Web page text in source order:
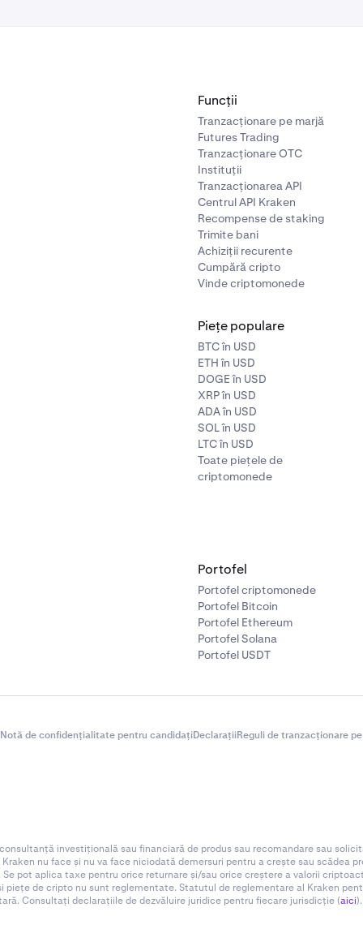
Funcții
Tranzacționare pe marjă
Futures Trading
Tranzacționare OTC
Instituții
Tranzacționarea API
Centrul API Kraken
Recompense de staking
Trimite bani
Achiziții recurente
Cumpără cripto
Vinde criptomonede
Piețe populare
BTC în USD
ETH în USD
DOGE în USD
XRP în USD
ADA în USD
SOL în USD
LTC în USD
Toate piețele de
criptomonede
Portofel
Portofel criptomonede
Portofel Bitcoin
Portofel Ethereum
Portofel Solana
Portofel USDT
Notă de confidențialitate pentru candidațiDeclarațiiReguli de tranzacționare
investițională sau financiară de produs sau recomandare sau
nu face și nu va face niciodată demersuri pentru a crește sau scădea
pot aplica taxe pentru orice returnare și/sau orice creștere a valorii
de cripto nu sunt reglementate. Statutul de reglementare al Kraken
Consultați declarațiile de dezvăluire juridice pentru fiecare jurisdicție (aici).